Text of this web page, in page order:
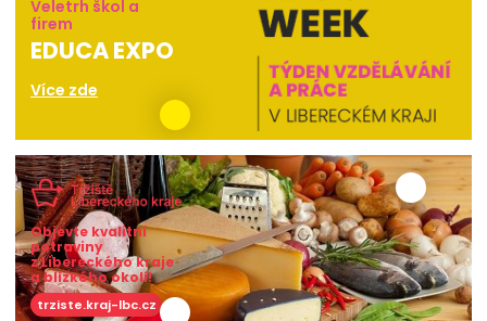
Veletrh škol a
firem
EDUCA EXPO
Více zde
Objevte kvalitní
potraviny
z Libereckého kraje
a blízkého okolí!
trziste.kraj-lbc.cz